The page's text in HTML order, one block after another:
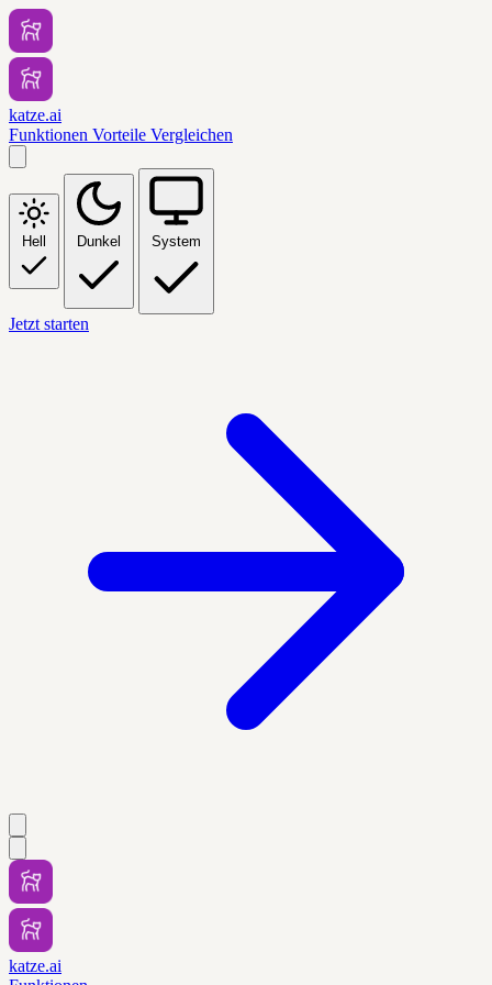
katze.ai
Funktionen Vorteile Vergleichen
Hell Dunkel System
Jetzt starten
katze.ai